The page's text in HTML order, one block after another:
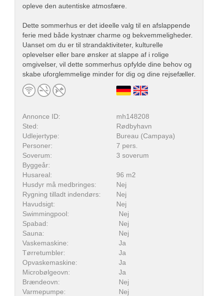
opleve den autentiske atmosfære.
Dette sommerhus er det ideelle valg til en afslappende
ferie med både kystnær charme og bekvemmeligheder.
Uanset om du er til strandaktiviteter, kulturelle
oplevelser eller bare ønsker at slappe af i rolige
omgivelser, vil dette sommerhus opfylde dine behov og
skabe uforglemmelige minder for dig og dine rejsefæller.
Annonce ID:
mh148208
Sted:
Rødbyhavn
Udlejertype:
Bureau (Campaya)
Personer:
7 pers.
Soverum:
3 soverum
Byggeår:
Husareal:
96 m2
Husdyr må medbringes:
Nej
Rygning tilladt indendørs:
Nej
Havudsigt:
Nej
Swimmingpool:
Nej
Spabad:
Nej
Sauna:
Nej
Vaskemaskine:
Ja
Tørretumbler:
Ja
Opvaskemaskine:
Ja
Microbølgeovn:
Ja
Brændeovn:
Nej
Varmepumpe:
Nej